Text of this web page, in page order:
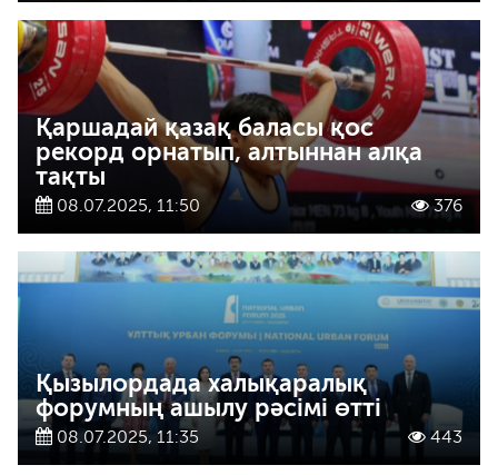
Қаршадай қазақ баласы қос
рекорд орнатып, алтыннан алқа
тақты
08.07.2025, 11:50 376
Қызылордада халықаралық
форумның ашылу рәсімі өтті
08.07.2025, 11:35 443